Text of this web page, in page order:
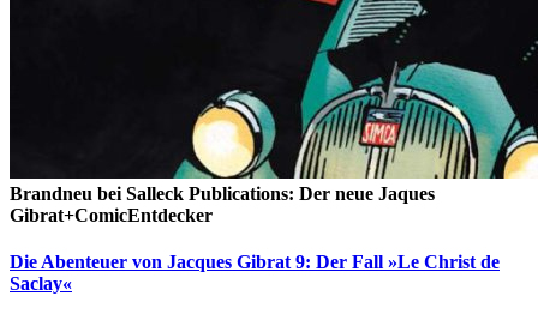
Brandneu bei Salleck Publications: Der neue Jaques
Gibrat+ComicEntdecker
Die Abenteuer von Jacques Gibrat 9: Der Fall »Le Christ de
Saclay«